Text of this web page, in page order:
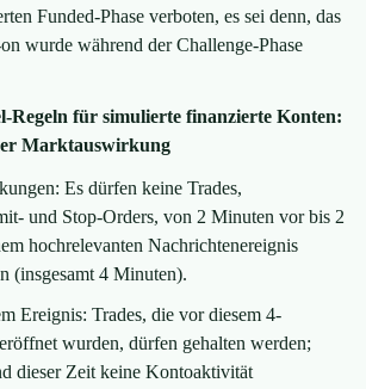
Funded-Phase verboten, es sei denn, das
wurde während der Challenge-Phase
Regeln für simulierte finanzierte Konten:
Marktauswirkung
Es dürfen keine Trades,
und Stop-Orders, von 2 Minuten vor bis 2
hochrelevanten Nachrichtenereignis
(insgesamt 4 Minuten).
Ereignis: Trades, die vor diesem 4-
wurden, dürfen gehalten werden;
dieser Zeit keine Kontoaktivität